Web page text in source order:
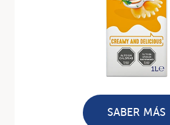
SABER MÁS